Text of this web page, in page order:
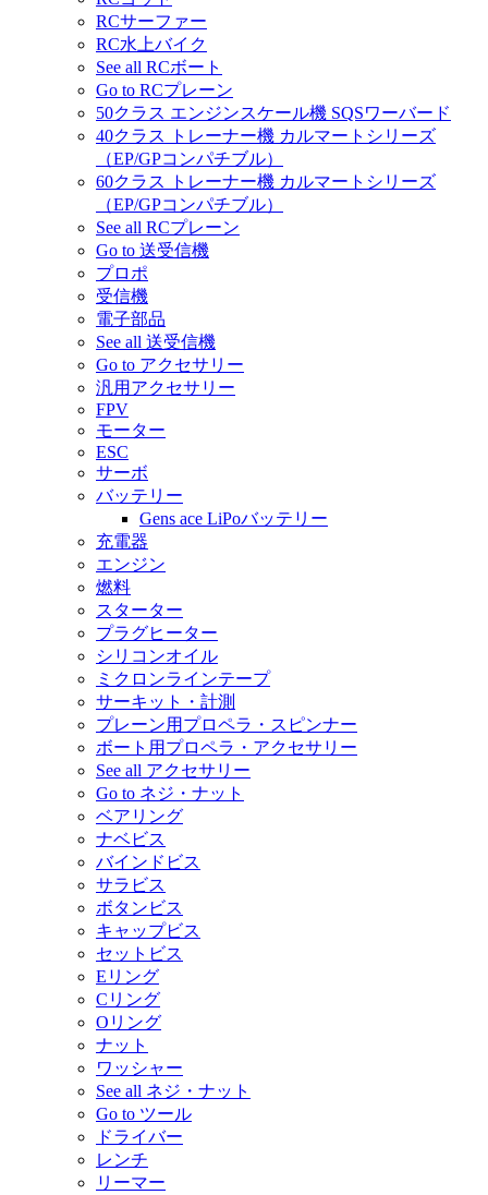
RCサーファー
RC水上バイク
See all RCボート
Go to RCプレーン
50クラス エンジンスケール機 SQSワーバード
40クラス トレーナー機 カルマートシリーズ
（EP/GPコンパチブル）
60クラス トレーナー機 カルマートシリーズ
（EP/GPコンパチブル）
See all RCプレーン
Go to 送受信機
プロポ
受信機
電子部品
See all 送受信機
Go to アクセサリー
汎用アクセサリー
FPV
モーター
ESC
サーボ
バッテリー
Gens ace LiPoバッテリー
充電器
エンジン
燃料
スターター
プラグヒーター
シリコンオイル
ミクロンラインテープ
サーキット・計測
プレーン用プロペラ・スピンナー
ボート用プロペラ・アクセサリー
See all アクセサリー
Go to ネジ・ナット
ベアリング
ナベビス
バインドビス
サラビス
ボタンビス
キャップビス
セットビス
Eリング
Cリング
Oリング
ナット
ワッシャー
See all ネジ・ナット
Go to ツール
ドライバー
レンチ
リーマー